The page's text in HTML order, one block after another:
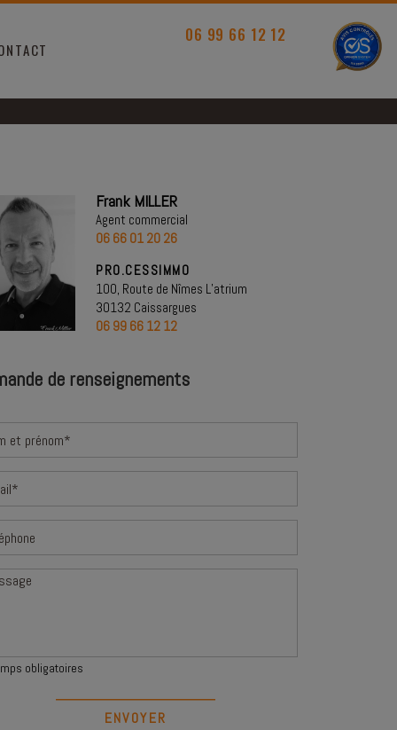
06 99 66 12 12
Frank MILLER
Agent commercial
06 66 01 20 26
PRO.CESSIMMO
100, Route de Nîmes L’atrium
30132 Caissargues
06 99 66 12 12
de renseignements
obligatoires